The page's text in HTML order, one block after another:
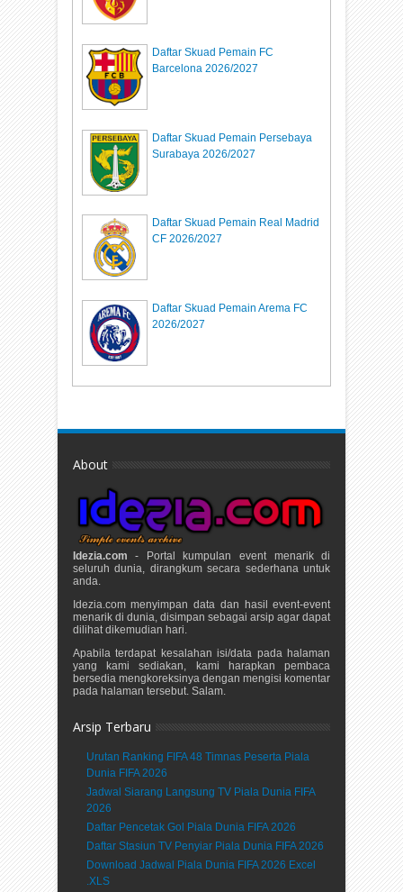
Daftar Skuad Pemain FC
Barcelona 2026/2027
Daftar Skuad Pemain Persebaya
Surabaya 2026/2027
Daftar Skuad Pemain Real Madrid
CF 2026/2027
Daftar Skuad Pemain Arema FC
2026/2027
About
Idezia.com - Portal kumpulan event menarik di
seluruh dunia, dirangkum secara sederhana untuk
anda.
Idezia.com menyimpan data dan hasil event-event
menarik di dunia, disimpan sebagai arsip agar dapat
dilihat dikemudian hari.
Apabila terdapat kesalahan isi/data pada halaman
yang kami sediakan, kami harapkan pembaca
bersedia mengkoreksinya dengan mengisi komentar
pada halaman tersebut. Salam.
Arsip Terbaru
Urutan Ranking FIFA 48 Timnas Peserta Piala
Dunia FIFA 2026
Jadwal Siarang Langsung TV Piala Dunia FIFA
2026
Daftar Pencetak Gol Piala Dunia FIFA 2026
Daftar Stasiun TV Penyiar Piala Dunia FIFA 2026
Download Jadwal Piala Dunia FIFA 2026 Excel
.XLS